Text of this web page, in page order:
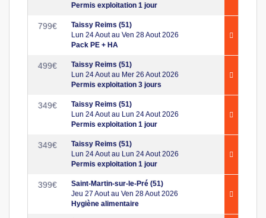
Permis exploitation 1 jour
799€
Taissy Reims (51)
Lun 24 Aout au Ven 28 Aout 2026
Pack PE + HA
499€
Taissy Reims (51)
Lun 24 Aout au Mer 26 Aout 2026
Permis exploitation 3 jours
349€
Taissy Reims (51)
Lun 24 Aout au Lun 24 Aout 2026
Permis exploitation 1 jour
349€
Taissy Reims (51)
Lun 24 Aout au Lun 24 Aout 2026
Permis exploitation 1 jour
399€
Saint-Martin-sur-le-Pré (51)
Jeu 27 Aout au Ven 28 Aout 2026
Hygiène alimentaire